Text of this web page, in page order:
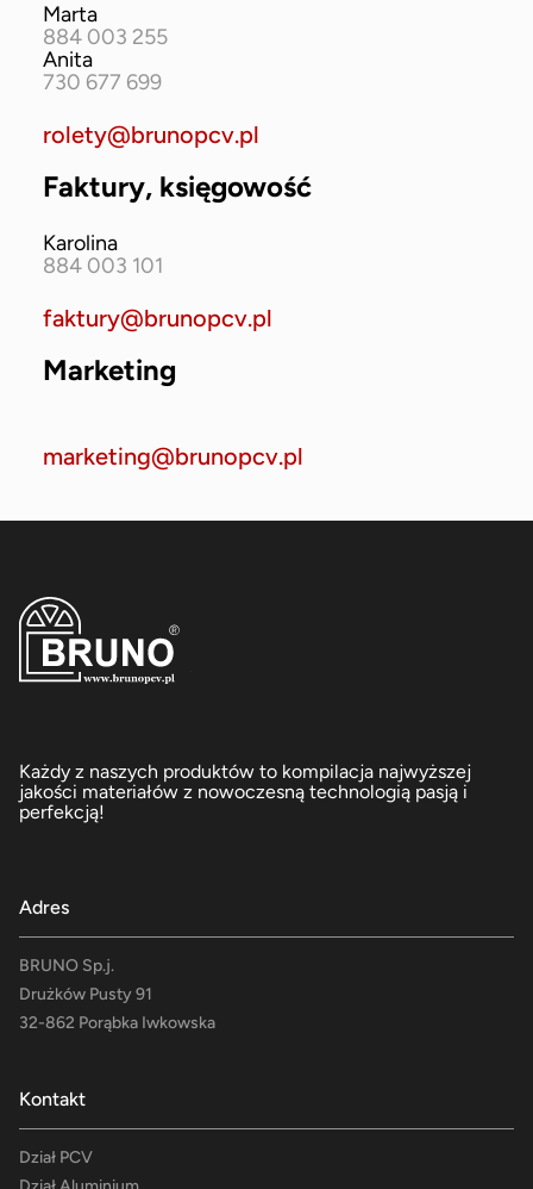
Marta
884 003 255
Anita
730 677 699
rolety@brunopcv.pl
Faktury, księgowość
Karolina
884 003 101
faktury@brunopcv.pl
Marketing
marketing@brunopcv.pl
Każdy z naszych produktów to kompilacja najwyższej
jakości materiałów z nowoczesną technologią pasją i
perfekcją!
Adres
BRUNO Sp.j.
Drużków Pusty 91
32-862 Porąbka Iwkowska
Kontakt
Dział PCV